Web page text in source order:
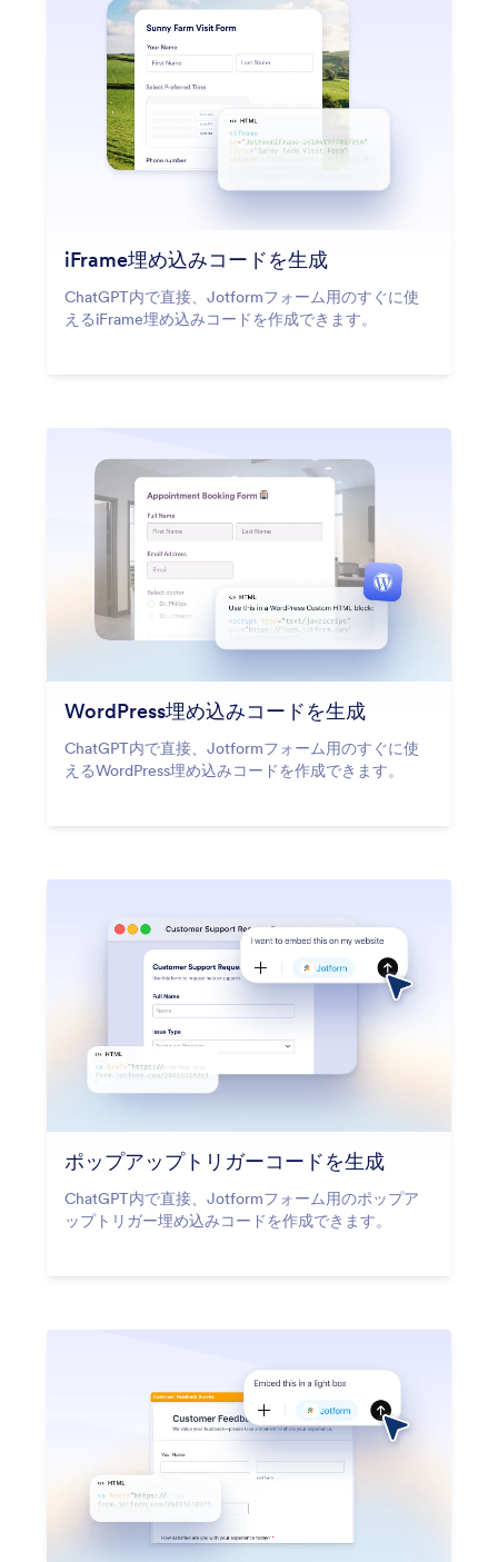
iFrame埋め込みコードを生成
ChatGPT内で直接、Jotformフォーム用のすぐに使
えるiFrame埋め込みコードを作成できます。
WordPress埋め込みコードを生成
ChatGPT内で直接、Jotformフォーム用のすぐに使
えるWordPress埋め込みコードを作成できます。
ポップアップトリガーコードを生成
ChatGPT内で直接、Jotformフォーム用のポップア
ップトリガー埋め込みコードを作成できます。